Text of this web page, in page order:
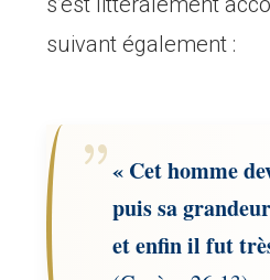
suivant également :
« Cet homme
puis sa
et enfin il fut